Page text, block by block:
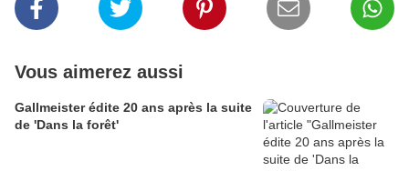
Vous aimerez aussi
Gallmeister édite 20 ans après la suite
de 'Dans la forêt'